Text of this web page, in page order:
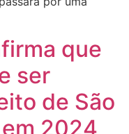
que
ser
de São
2024